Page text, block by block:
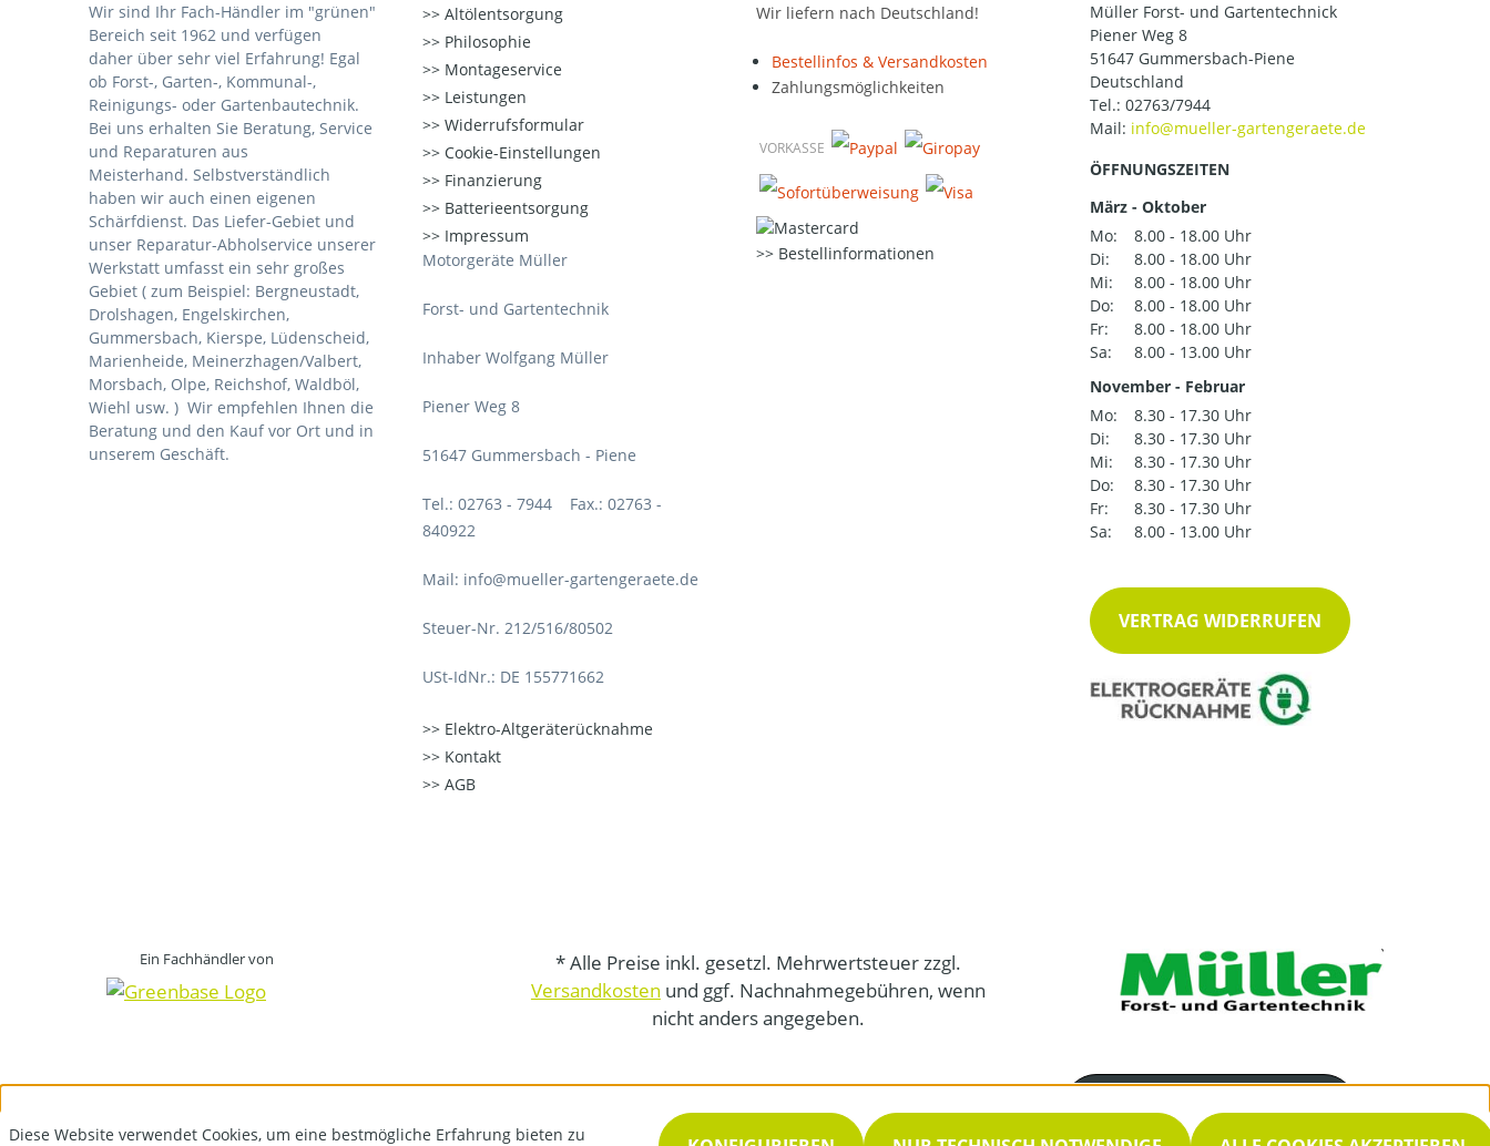
Wir sind Ihr Fach-Händler im "grünen"
Bereich seit 1962 und verfügen
daher über sehr viel Erfahrung! Egal
ob Forst-, Garten-, Kommunal-,
Reinigungs- oder Gartenbautechnik.
Bei uns erhalten Sie Beratung, Service
und Reparaturen aus
Meisterhand. Selbstverständlich
haben wir auch einen eigenen
Schärfdienst. Das Liefer-Gebiet und
unser Reparatur-Abholservice unserer
Werkstatt umfasst ein sehr großes
Gebiet ( zum Beispiel: Bergneustadt,
Drolshagen, Engelskirchen,
Gummersbach, Kierspe, Lüdenscheid,
Marienheide, Meinerzhagen/Valbert,
Morsbach, Olpe, Reichshof, Waldböl,
Wiehl usw. ) Wir empfehlen Ihnen die
Beratung und den Kauf vor Ort und in
unserem Geschäft.
Altölentsorgung
Philosophie
Montageservice
Leistungen
Widerrufsformular
Cookie-Einstellungen
Finanzierung
Batterieentsorgung
Impressum
Motorgeräte Müller
Forst- und Gartentechnik
Inhaber Wolfgang Müller
Piener Weg 8
51647 Gummersbach - Piene
Tel.: 02763 - 7944 Fax.: 02763 -
840922
Mail: info@mueller-gartengeraete.de
Steuer-Nr. 212/516/80502
USt-IdNr.: DE 155771662
Elektro-Altgeräterücknahme
Kontakt
AGB
Wir liefern nach Deutschland!
Bestellinfos & Versandkosten
Zahlungsmöglichkeiten
VORKASSE
Bestellinformationen
Müller Forst- und Gartentechnick
Piener Weg 8
51647 Gummersbach-Piene
Deutschland
Tel.: 02763/7944
Mail:
ÖFFNUNGSZEITEN
März - Oktober
Mo:
8.00 - 18.00 Uhr
Di:
8.00 - 18.00 Uhr
Mi:
8.00 - 18.00 Uhr
Do:
8.00 - 18.00 Uhr
Fr:
8.00 - 18.00 Uhr
Sa:
8.00 - 13.00 Uhr
November - Februar
Mo:
8.30 - 17.30 Uhr
Di:
8.30 - 17.30 Uhr
Mi:
8.30 - 17.30 Uhr
Do:
8.30 - 17.30 Uhr
Fr:
8.30 - 17.30 Uhr
Sa:
8.00 - 13.00 Uhr
VERTRAG WIDERRUFEN
Ein Fachhändler von
* Alle Preise inkl. gesetzl. Mehrwertsteuer zzgl.
Versandkosten und ggf. Nachnahmegebühren, wenn
nicht anders angegeben.
02763/7944
Diese Website verwendet Cookies, um eine bestmögliche Erfahrung bieten zu